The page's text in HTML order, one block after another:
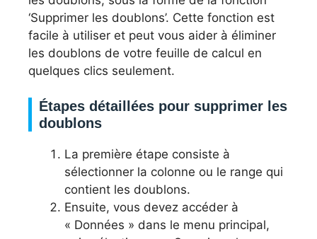
‘Supprimer les doublons’. Cette fonction est
facile à utiliser et peut vous aider à éliminer
les doublons de votre feuille de calcul en
quelques clics seulement.
Étapes détaillées pour supprimer les
doublons
La première étape consiste à
sélectionner la colonne ou le range qui
contient les doublons.
Ensuite, vous devez accéder à
« Données » dans le menu principal,